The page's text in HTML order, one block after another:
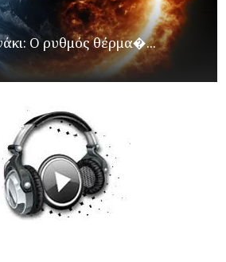
Ο ρυθμός θέρμα�...